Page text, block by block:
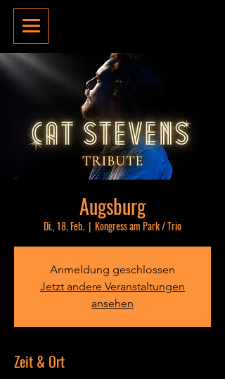
Augsburg
Di., 18. Feb.
  |
Kongress am Park / Trio
Anmeldung geschlossen
Jetzt andere Veranstaltungen
ansehen
Zeit & Ort